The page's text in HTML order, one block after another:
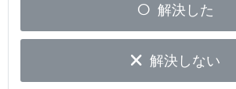
解決した
解決しない